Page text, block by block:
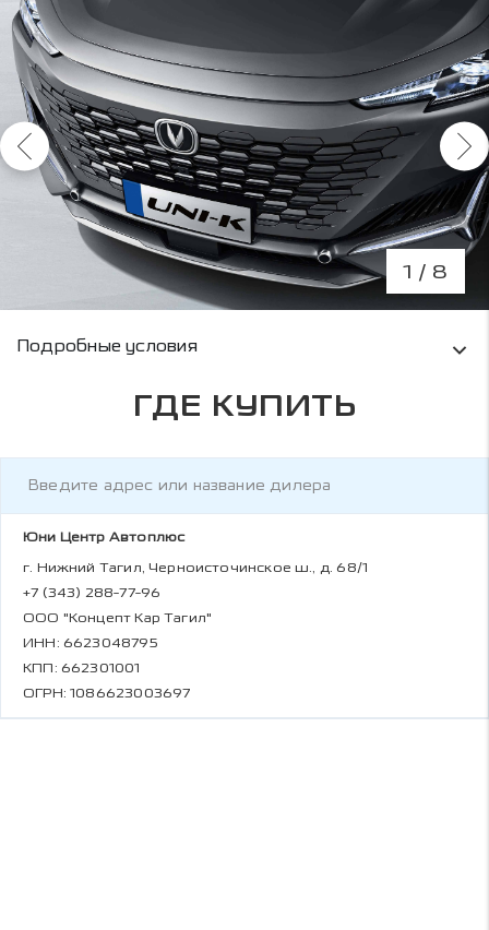
1 / 8
Условия кредитования и информация о
Подробные условия
ГДЕ КУПИТЬ
Юни Центр Автоплюс
г. Нижний Тагил, Черноисточинское ш., д. 68/1
+7 (343) 288-77-96
ООО "Концепт Кар Тагил"
ИНН: 6623048795
КПП: 662301001
ОГРН: 1086623003697